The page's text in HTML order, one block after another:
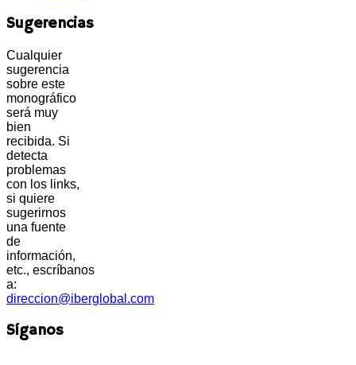
Sugerencias
Cualquier
sugerencia
sobre este
monográfico
será muy
bien
recibida. Si
detecta
problemas
con los links,
si quiere
sugerirnos
una fuente
de
información,
etc., escríbanos
a:
direccion@iberglobal.com
Síganos